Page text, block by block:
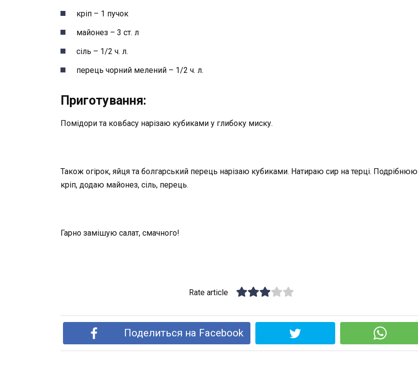
кріп – 1 пучок
майонез – 3 ст. л
сіль – 1/2 ч. л.
перець чорний мелений – 1/2 ч. л.
Приготування:
Помідори та ковбасу нарізаю кубиками у глибоку миску.
Також огірок, яйця та болгарський перець нарізаю кубиками. Натираю сир на терці. Подрібнюю
кріп, додаю майонез, сіль, перець.
Гарно замішую салат, смачного!
Rate article
Поделиться на Facebook